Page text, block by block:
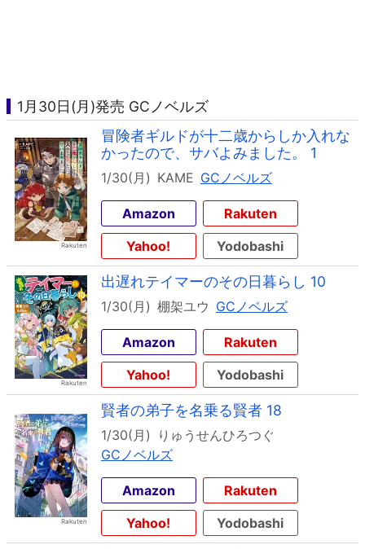
1月30日(月)発売 GCノベルズ
冒険者ギルドが十二歳からしか入れな
かったので、サバよみました。 1
1/30(月) KAME GCノベルズ
Amazon
Rakuten
Yahoo!
Yodobashi
出遅れテイマーのその日暮らし 10
1/30(月) 棚架ユウ GCノベルズ
Amazon
Rakuten
Yahoo!
Yodobashi
賢者の弟子を名乗る賢者 18
1/30(月)
りゅうせんひろつぐ
GCノベルズ
Amazon
Rakuten
Yahoo!
Yodobashi